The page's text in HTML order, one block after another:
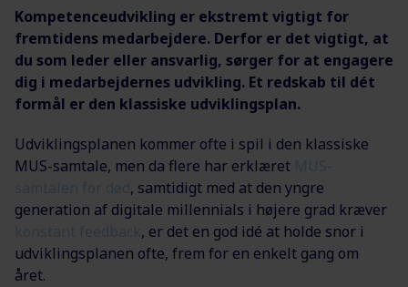
Kompetenceudvikling er ekstremt vigtigt for
fremtidens medarbejdere. Derfor er det vigtigt, at
du som leder eller ansvarlig, sørger for at engagere
dig i medarbejdernes udvikling. Et redskab til dét
formål er den klassiske udviklingsplan.
Udviklingsplanen kommer ofte i spil i den klassiske
MUS-samtale, men da flere har erklæret
, samtidigt med at den yngre
generation af digitale millennials i højere grad kræver
, er det en god idé at holde snor i
udviklingsplanen ofte, frem for en enkelt gang om
året.